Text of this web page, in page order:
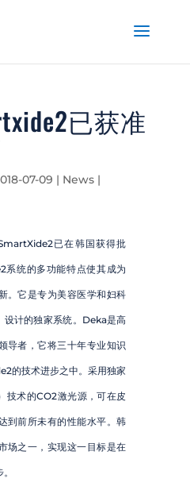
已获准
07-09 | News|
已在韩国获得批
统的多功能特点使其成为
。它是专为美容医学和妇科
计的独家系统。Deka是高
导者，它将三十年专业知识
的技术进步之中。采用独家
技术的CO2激光源，可在皮
到前所未有的性能水平。韩
场之一，实现这一目标是在